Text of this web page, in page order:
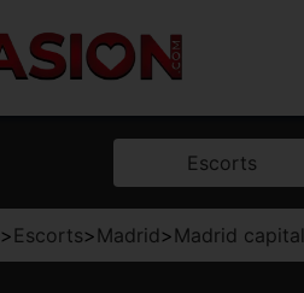
Escorts
>Escorts>Madrid >Madrid capital